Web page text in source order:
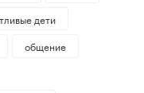
дети
общение